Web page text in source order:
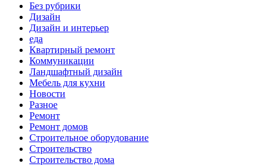
Без рубрики
Дизайн
Дизайн и интерьер
еда
Квартирный ремонт
Коммуникации
Ландшафтный дизайн
Мебель для кухни
Новости
Разное
Ремонт
Ремонт домов
Строительное оборудование
Строительство
Строительство дома